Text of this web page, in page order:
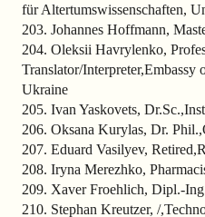
für Altertumswissenschaften,
203. Johannes Hoffmann,
204. Oleksii Havrylenko,
Translator/
Ukraine
205. Ivan Yaskovets,
206. Oksana Kurylas, Dr.
207. Eduard Vasilyev,
208. Iryna Merezhko,
209. Xaver Froehlich, Dipl.-
210. Stephan Kreutzer, /